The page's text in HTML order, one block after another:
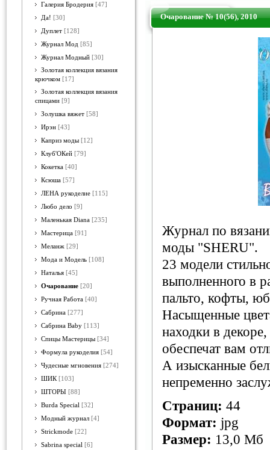
Галерия Бродерия [47]
Да! [30]
Дуплет [128]
Журнал Мод [85]
Журнал Модный [30]
Золотая коллекция вязания
крючком [17]
Золотая коллекция вязания
спицами [9]
Золушка вяжет [58]
Ирэн [43]
Каприз моды [12]
Клуб'ОКей [79]
Кокетка [40]
Ксюша [57]
ЛЕНА рукоделие [115]
Любо дело [9]
Маленькая Diana [235]
Мастерица [91]
Меланж [29]
Мода и Модель [108]
Наталья [45]
Очарование [20]
Ручная Работа [40]
Сабрина [277]
Сабрина Baby [113]
Спицы Мастерицы [34]
Формула рукоделия [54]
Чудесные мгновения [274]
ШИК [103]
ШТОРЫ [88]
Burda Special [32]
Модный журнал [4]
Strickmode [22]
Sabrina special [6]
Очарование № 10(56), 2010
Журнал по
моды "SHERU".
23 модели
выполненного в
пальто, кофты,
Насыщенные
находки в
обеспечат вам
А изысканные
непременно
Страниц: 44
Формат: jpg
Размер: 13,0 Мб